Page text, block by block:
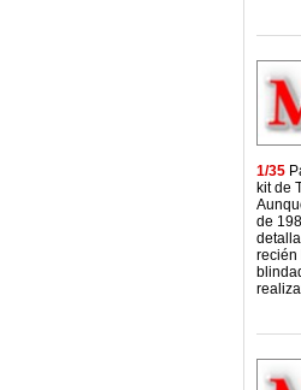
1/35
kit de
de
recién